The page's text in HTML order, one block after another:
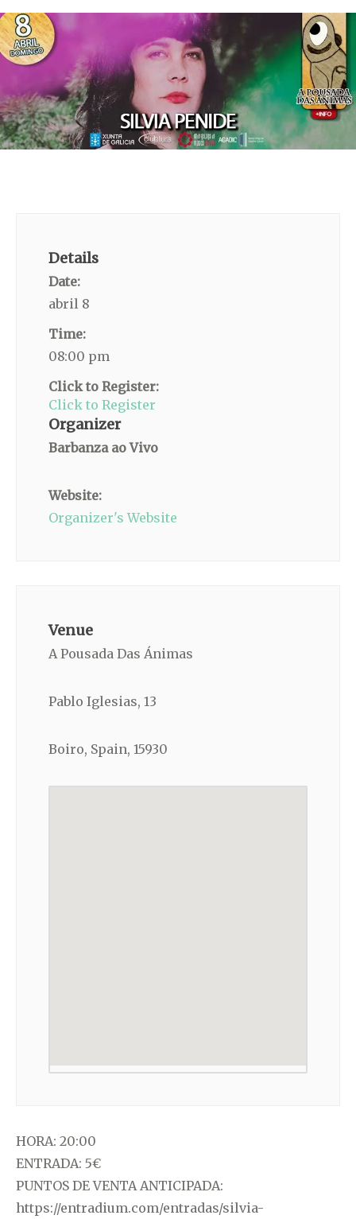
Details
Date:
abril 8
Time:
08:00 pm
Click to Register:
Click to Register
Organizer
Barbanza ao Vivo
Website:
Organizer's Website
Venue
A Pousada Das Ánimas
Pablo Iglesias, 13
Boiro, Spain, 15930
HORA: 20:00
ENTRADA: 5€
PUNTOS DE VENTA ANTICIPADA:
https://entradium.com/entradas/silvia-